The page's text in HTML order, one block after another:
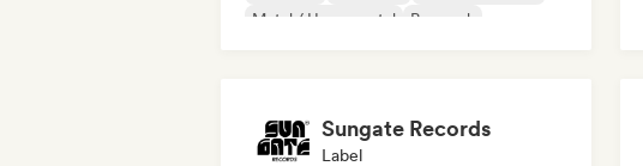
Metal / Heavy metal
Pop rock
Sungate Records
Label